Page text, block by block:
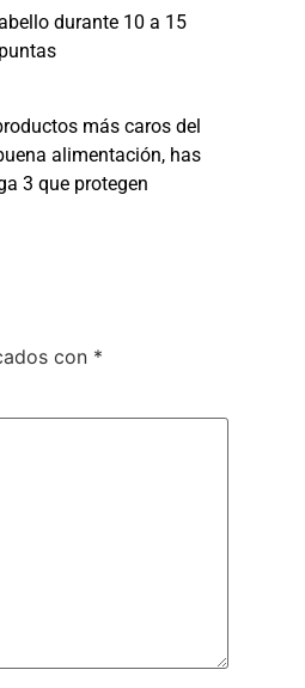
durante 10 a 15
más caros del
alimentación, has
3 que protegen
con *